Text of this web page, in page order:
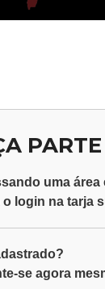
uma
o login na tarja
se agora